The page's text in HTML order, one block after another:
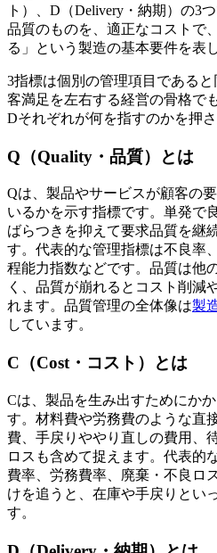
ト）、D（Delivery・納期）の3
品質のものを、適正なコストで
る」という製造の基本要件を表
3指標は個別の管理項目である
客満足を左右する経営の骨格で
Dそれぞれが何を指すのかを押さ
Q（Quality・品質）とは
Qは、製品やサービスが顧客の
いるかを示す指標です。単発で
ばらつきを抑えて要求品質を継
す。代表的な管理指標は不良率
程能力指数などです。品質は他
く、品質が崩れるとコスト削減
れます。品質管理の全体像は製
しています。
C（Cost・コスト）とは
Cは、製品を生み出すためにか
す。材料費や労務費のような直
費、手戻りややり直しの費用、
ロスも含めて捉えます。代表的
費率、労務費率、廃棄・不良ロ
けを追うと、在庫や手戻りとい
す。